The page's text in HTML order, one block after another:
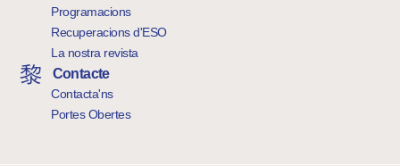
Programacions
Recuperacions d'ESO
La nostra revista
Contacte
Contacta'ns
Portes Obertes